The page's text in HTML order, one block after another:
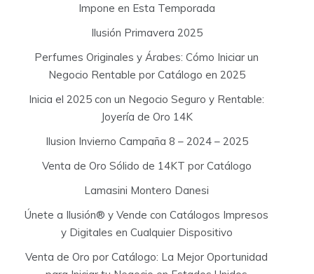
Impone en Esta Temporada
Ilusión Primavera 2025
Perfumes Originales y Árabes: Cómo Iniciar un
Negocio Rentable por Catálogo en 2025
Inicia el 2025 con un Negocio Seguro y Rentable:
Joyería de Oro 14K
Ilusion Invierno Campaña 8 – 2024 – 2025
Venta de Oro Sólido de 14KT por Catálogo
Lamasini Montero Danesi
Únete a Ilusión® y Vende con Catálogos Impresos
y Digitales en Cualquier Dispositivo
Venta de Oro por Catálogo: La Mejor Oportunidad